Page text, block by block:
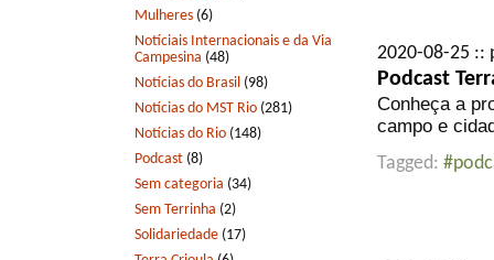
Mulheres (6)
Notíciais Internacionais e da Via
Campesina (48)
Notícias do Brasil (98)
Notícias do MST Rio (281)
Notícias do Rio (148)
Podcast (8)
Sem categoria (34)
Sem Terrinha (2)
Solidariedade (17)
2020-08-25
Podcast
Conheça a
campo e
Tagged: